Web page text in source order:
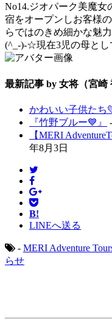
No14.ジオパーク美魔女
宿をオープンしお客様
らではのきめ細かな魅
(^_-)-☆現在3児の母とし
最新記事 by 女将（宮崎
かわいい子供たち
『竹野ブルー💙』
【MERI
年8月3日
B!
LINEへ送る
- MERI Adventure
らせ